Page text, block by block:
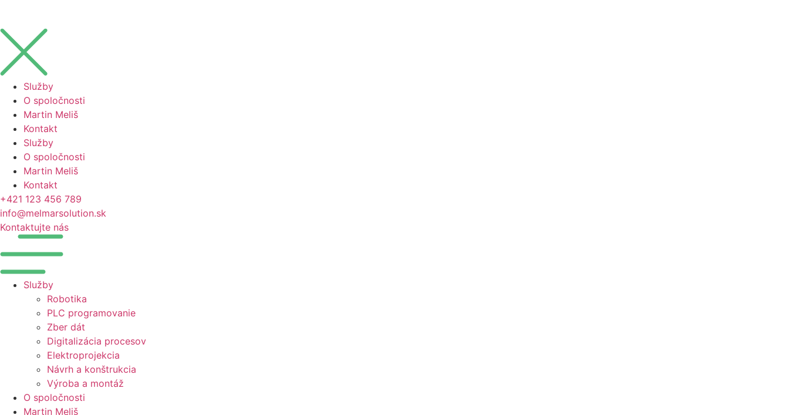
obsah
Služby
O spoločnosti
Martin Meliš
Kontakt
Služby
O spoločnosti
Martin Meliš
Kontakt
+421 123 456 789
info@melmarsolution.sk
Kontaktujte nás
Služby
Robotika
PLC programovanie
Zber dát
Digitalizácia procesov
Elektroprojekcia
Návrh a konštrukcia
Výroba a montáž
O spoločnosti
Martin Meliš